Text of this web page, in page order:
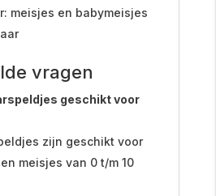
meisjes en babymeisjes
vragen
geschikt voor
zijn geschikt voor
meisjes van 0 t/m 10